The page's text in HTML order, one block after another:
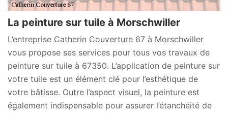
La peinture sur tuile à Morschwiller
L’entreprise Catherin Couverture 67 à Morschwiller
vous propose ses services pour tous vos travaux de
peinture sur tuile à 67350. L’application de peinture sur
votre tuile est un élément clé pour l’esthétique de
votre bâtisse. Outre l’aspect visuel, la peinture est
également indispensable pour assurer l’étanchéité de